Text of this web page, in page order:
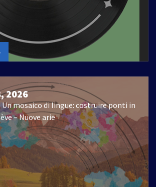
2026
Un mosaico di lingue: costruire ponti in
– Nuove arie